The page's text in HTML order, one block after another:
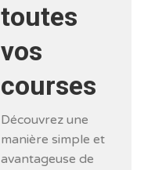
toutes
vos
courses
Découvrez une
manière simple et
avantageuse de